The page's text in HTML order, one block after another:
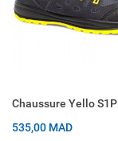
Chaussure Yello S1P
535,00 MAD